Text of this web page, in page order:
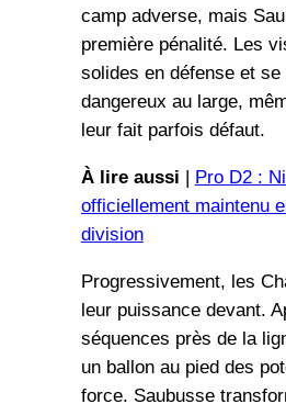
camp adverse, mais
première pénalité. Les
solides en défense et se
dangereux au large,
leur fait parfois défaut.
À lire aussi | Pro D2 :
officiellement maintenu
division
Progressivement, les
leur puissance devant.
séquences près de la
un ballon au pied des
force. Saubusse